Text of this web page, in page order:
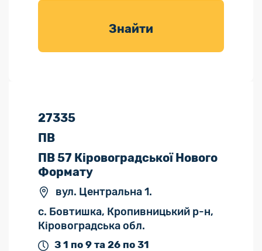
товарів для
Знайти
27335
ПВ
ПВ 57 Кіровоградської Нового
Формату
вул. Центральна 1.
с. Бовтишка, Кропивницький р-н,
Кіровоградська обл.
З 1 по 9 та 26 по 31